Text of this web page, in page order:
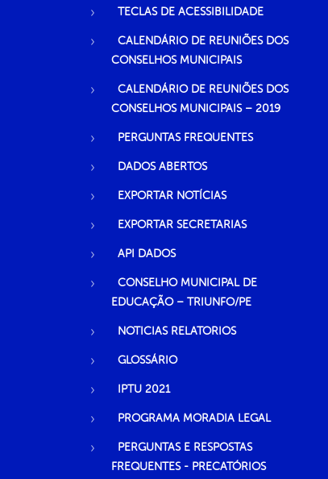
TECLAS DE ACESSIBILIDADE
CALENDÁRIO DE REUNIÕES DOS
CONSELHOS MUNICIPAIS
CALENDÁRIO DE REUNIÕES DOS
CONSELHOS MUNICIPAIS – 2019
PERGUNTAS FREQUENTES
DADOS ABERTOS
EXPORTAR NOTÍCIAS
EXPORTAR SECRETARIAS
API DADOS
CONSELHO MUNICIPAL DE
EDUCAÇÃO – TRIUNFO/PE
NOTICIAS RELATORIOS
GLOSSÁRIO
IPTU 2021
PROGRAMA MORADIA LEGAL
PERGUNTAS E RESPOSTAS
FREQUENTES - PRECATÓRIOS